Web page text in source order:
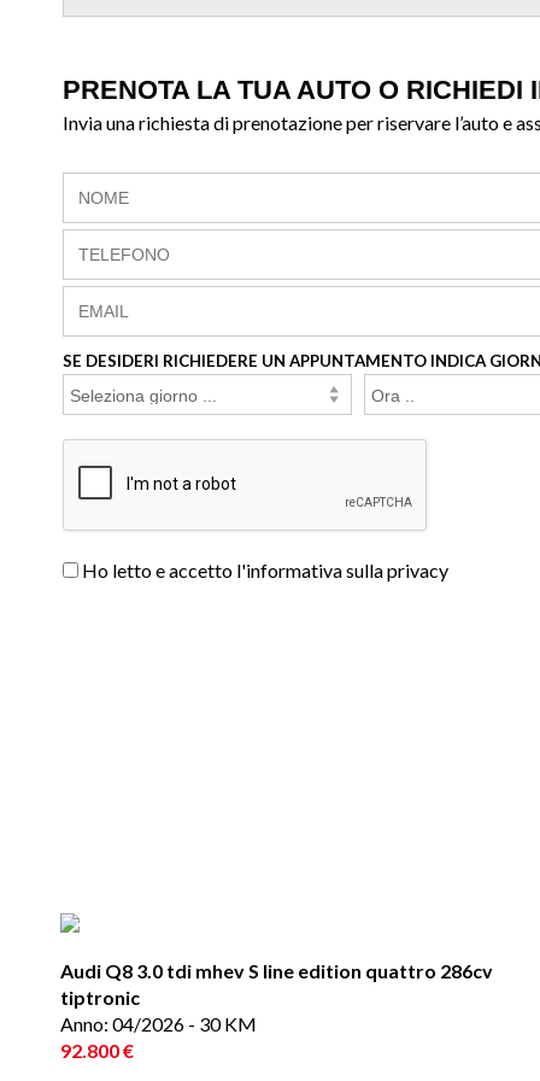
PRENOTA LA TUA AUTO O RICHIEDI
Invia una richiesta di prenotazione per riservare l’auto e
SE DESIDERI RICHIEDERE UN APPUNTAMENTO INDICA
Ho letto e accetto l'informativa sulla privacy
Audi Q8 3.0 tdi mhev S line edition quattro 286cv
tiptronic
Anno: 04/2026 - 30 KM
92.800 €